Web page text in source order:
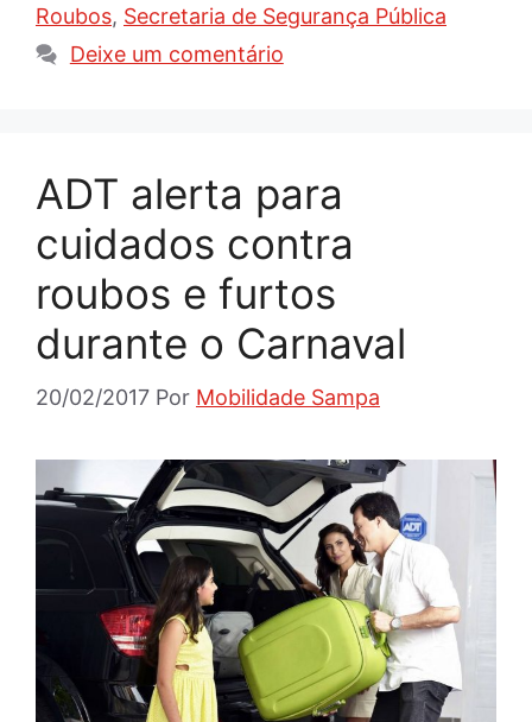
Roubos, Secretaria de Segurança Pública
Deixe um comentário
ADT alerta para
cuidados contra
roubos e furtos
durante o Carnaval
20/02/2017 Por Mobilidade Sampa